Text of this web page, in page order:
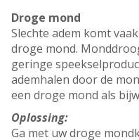
Droge mond
Slechte adem komt
droge mond.
geringe
ademhalen door de
een droge mond als
Oplossing:
Ga met uw droge